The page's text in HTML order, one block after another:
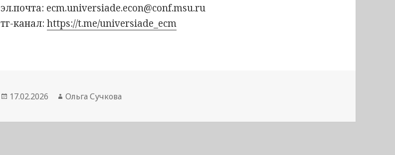
эл.почта: ecm.universiade.econ@conf.msu.ru
тг-канал:https://t.me/universiade_ecm
Опубликовано
17.02.2026 Автор
Ольга Сучкова